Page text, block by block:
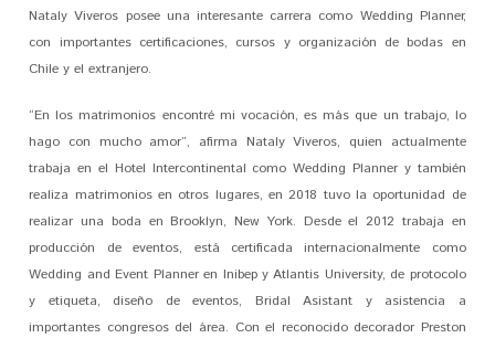
Nataly Viveros posee una interesante carrera como Wedding Planner,
con importantes certificaciones, cursos y organización de bodas en
Chile y el extranjero.
“En los matrimonios encontré mi vocación, es más que un trabajo, lo
hago con mucho amor”, afirma Nataly Viveros, quien actualmente
trabaja en el Hotel Intercontinental como Wedding Planner y también
realiza matrimonios en otros lugares, en 2018 tuvo la oportunidad de
realizar una boda en Brooklyn, New York. Desde el 2012 trabaja en
producción de eventos, está certificada internacionalmente como
Wedding and Event Planner en Inibep y Atlantis University, de protocolo
y etiqueta, diseño de eventos, Bridal Asistant y asistencia a
importantes congresos del área. Con el reconocido decorador Preston